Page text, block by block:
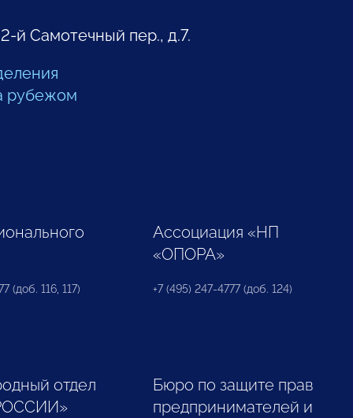
й Самотечный пер., д.7.
рубежом
(доб. 116, 117)
Ассоциация «НП
«ОПОРА»
+7 (495) 247-4777 (доб. 124)
отдел
Бюро по защите прав
предпринимателей и